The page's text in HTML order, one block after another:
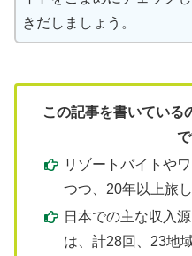
きだしましょう。
この記事を書いている
で
リゾートバイトや
つつ、20年以上旅し
日本での主な収入
は、計28回、23地